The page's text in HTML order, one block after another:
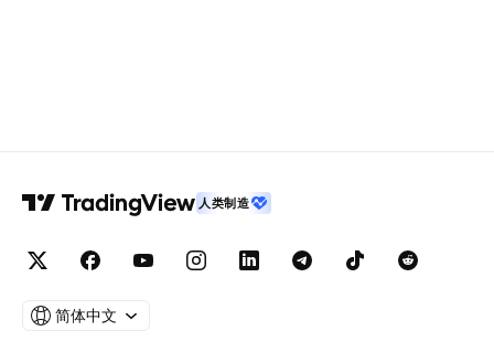
人类制造
简体中文